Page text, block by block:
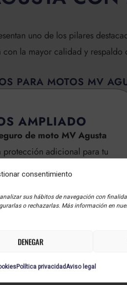
consentimiento
sus hábitos de navegación con
o rechazarlas. Más información en
DENEGAR
Política privacidadAviso legal
uno de los pilares
la mayor calidad y respaldo
PARA MOTOS MV
AMPLIADO
de moto MV Agusta
protección adicional para tu
los gastos relacionados
incendios.